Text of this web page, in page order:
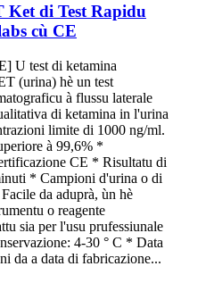
di Test Rapidu
cù CE
U test di ketamina
(urina) hè un test
à flussu laterale
di ketamina in l'urina
limite di 1000 ng/ml.
à 99,6% *
CE * Risultatu di
* Campioni d'urina o di
da aduprà, ùn hè
o reagente
sia per l'usu prufessiunale
4-30 ° C * Data
da a data di fabricazione...